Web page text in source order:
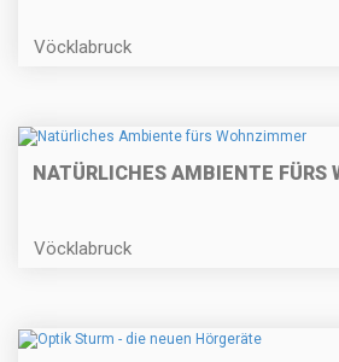
Vöcklabruck
NATÜRLICHES AMBIENTE FÜRS
Vöcklabruck